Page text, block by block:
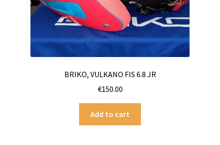
BRIKO, VULKANO FIS 6.8 JR
€150.00
Add to cart